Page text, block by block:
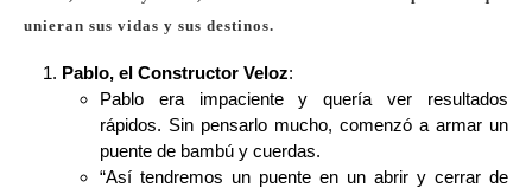
unieran sus vidas y sus destinos.
Pablo, el Constructor Veloz:
Pablo era impaciente y quería ver resultados
rápidos. Sin pensarlo mucho, comenzó a armar un
puente de bambú y cuerdas.
“Así tendremos un puente en un abrir y cerrar de